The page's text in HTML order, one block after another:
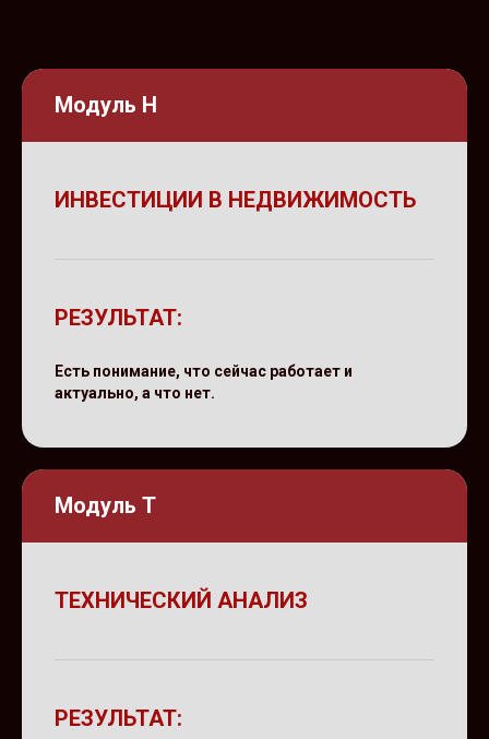
Модуль Н
ИНВЕСТИЦИИ В НЕДВИЖИМОСТЬ
РЕЗУЛЬТАТ:
Есть понимание, что сейчас работает и
актуально, а что нет.
Модуль Т
ТЕХНИЧЕСКИЙ АНАЛИЗ
РЕЗУЛЬТАТ: